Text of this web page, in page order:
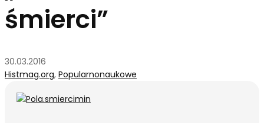
śmierci”
30.03.2016
Histmag.org, Popularnonaukowe